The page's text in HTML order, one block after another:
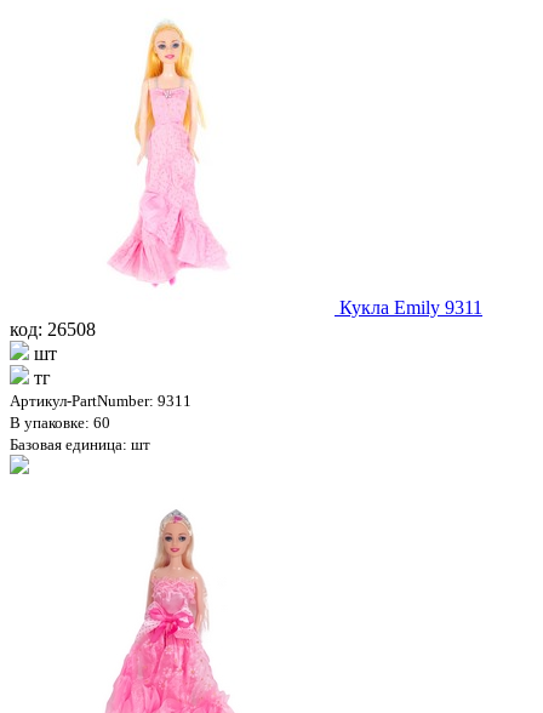
Кукла Emily 9311
код: 26508
шт
тг
Артикул-PartNumber: 9311
В упаковке: 60
Базовая единица: шт